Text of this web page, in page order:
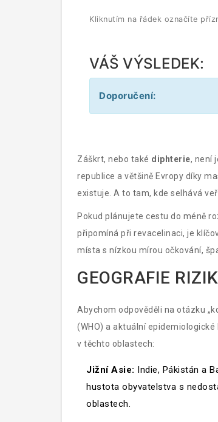
Kliknutím na řádek označíte
VÁŠ VÝSLEDEK:
Doporučení:
Záškrt, nebo také diphterie, není
republice a většině Evropy díky
existuje. A to tam, kde selhává
Pokud plánujete cestu do méně
připomíná při revacelinaci, je
místa s nízkou mírou očkování,
GEOGRAFIE
Abychom odpověděli na otázku
(WHO) a aktuální
v těchto oblastech:
Jižní Asie: Indie, Pákistán a
hustota obyvatelstva s
oblastech.